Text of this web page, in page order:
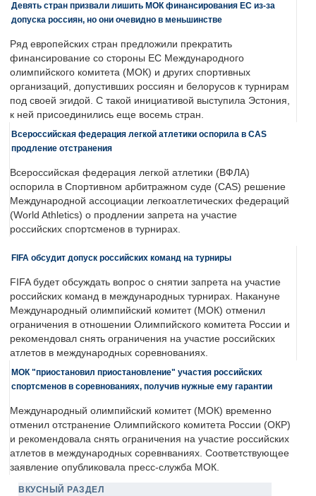
Девять стран призвали лишить МОК финансирования ЕС из-за
допуска россиян, но они очевидно в меньшинстве
Ряд европейских стран предложили прекратить
финансирование со стороны ЕС Международного
олимпийского комитета (МОК) и других спортивных
организаций, допустивших россиян и белорусов к турнирам
под своей эгидой. С такой инициативой выступила Эстония,
к ней присоединились еще восемь стран.
Всероссийская федерация легкой атлетики оспорила в CAS
продление отстранения
Всероссийская федерация легкой атлетики (ВФЛА)
оспорила в Спортивном арбитражном суде (CAS) решение
Международной ассоциации легкоатлетических федераций
(World Athletics) о продлении запрета на участие
российских спортсменов в турнирах.
FIFA обсудит допуск российских команд на турниры
FIFA будет обсуждать вопрос о снятии запрета на участие
российских команд в международных турнирах. Накануне
Международный олимпийский комитет (МОК) отменил
ограничения в отношении Олимпийского комитета России и
рекомендовал снять ограничения на участие российских
атлетов в международных соревнованиях.
МОК "приостановил приостановление" участия российских
спортсменов в соревнованиях, получив нужные ему гарантии
Международный олимпийский комитет (МОК) временно
отменил отстранение Олимпийского комитета России (ОКР)
и рекомендовала снять ограничения на участие российских
атлетов в международных соревнваниях. Соответствующее
заявление опубликовала пресс-служба МОК.
ВКУСНЫЙ РАЗДЕЛ